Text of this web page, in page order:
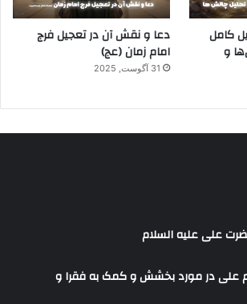
کامل
و
دعا و نقش آن در تعجیل فرج
امام زمان (عج)
31 آگوست, 2025
علی علیه السلام
علی در مورد بخشش و کمک به فقرا و